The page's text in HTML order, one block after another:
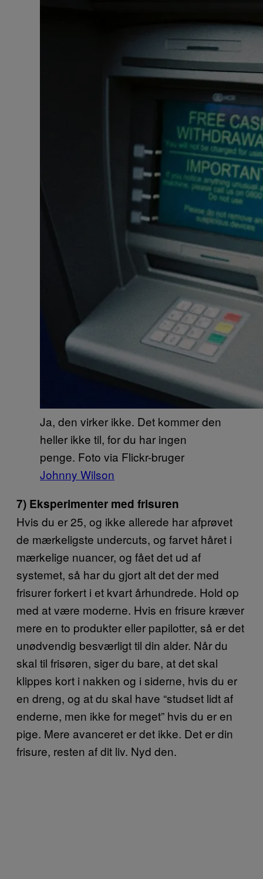
Ja, den virker ikke. Det kommer den
heller ikke til, for du har ingen
penge. Foto via Flickr-bruger
Johnny Wilson
7) Eksperimenter med frisuren
Hvis du er 25, og ikke allerede har afprøvet
de mærkeligste undercuts, og farvet håret i
mærkelige nuancer, og fået det ud af
systemet, så har du gjort alt det der med
frisurer forkert i et kvart århundrede. Hold op
med at være moderne. Hvis en frisure kræver
mere en to produkter eller papilotter, så er det
unødvendig besværligt til din alder. Når du
skal til frisøren, siger du bare, at det skal
klippes kort i nakken og i siderne, hvis du er
en dreng, og at du skal have “studset lidt af
enderne, men ikke for meget” hvis du er en
pige. Mere avanceret er det ikke. Det er din
frisure, resten af dit liv. Nyd den.